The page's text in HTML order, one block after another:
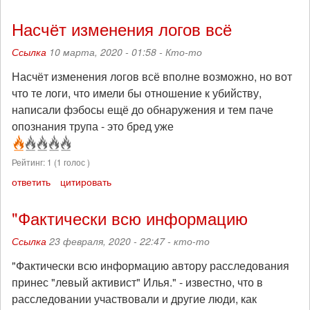
Насчёт изменения логов всё
Ссылка 10 марта, 2020 - 01:58 - Кто-то
Насчёт изменения логов всё вполне возможно, но вот
что те логи, что имели бы отношение к убийству,
написали фэбосы ещё до обнаружения и тем паче
опознания трупа - это бред уже
Рейтинг: 1 (1 голос )
ответить цитировать
"Фактически всю информацию
Ссылка 23 февраля, 2020 - 22:47 - кто-то
"Фактически всю информацию автору расследования
принес "левый активист" Илья." - известно, что в
расследовании участвовали и другие люди, как